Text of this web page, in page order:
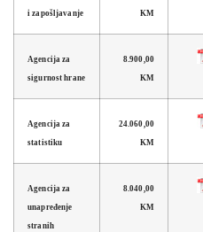
i zapošljavanje KM
Agencija za
sigurnost hrane
8.900,00
KM
Agencija za
statistiku
24.060,00
KM
Agencija za
unapređenje
stranih
8.040,00
KM